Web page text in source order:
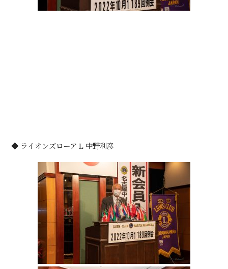
◆ ライオンズローア L 中野利彦